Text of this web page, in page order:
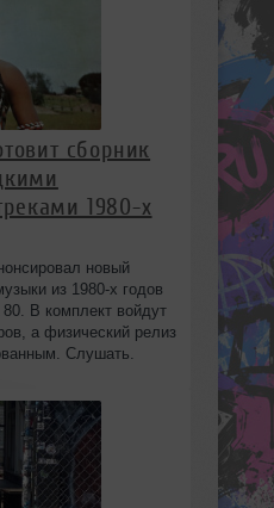
сборник
1980-х
новый
из 1980-х годов
В комплект войдут
а физический релиз
Слушать.